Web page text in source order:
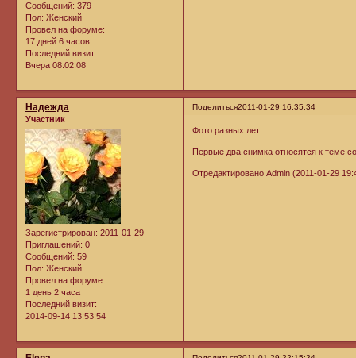
Сообщений: 379
Пол: Женский
Провел на форуме:
17 дней 6 часов
Последний визит:
Вчера 08:02:08
Поделиться2011-01-29 16:35:34
Надежда
Участник
Зарегистрирован: 2011-01-29
Приглашений: 0
Сообщений: 59
Пол: Женский
Провел на форуме:
1 день 2 часа
Последний визит:
2014-09-14 13:53:54
Фото разных лет.
Первые два снимка относятся к теме
Отредактировано Admin (2011-01-29